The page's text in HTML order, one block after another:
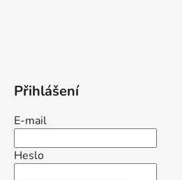
Přihlášení
E-mail
Heslo